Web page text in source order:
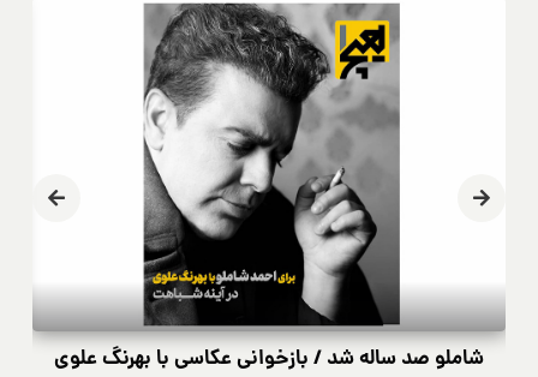
شاملو صد ساله شد / بازخوانی عکاسی با بهرنگ علوی